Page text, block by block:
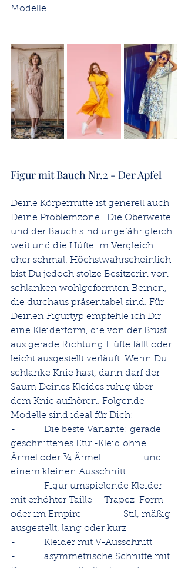
Modelle
Figur mit Bauch Nr.2 - Der Apfel
Deine Körpermitte ist generell auch
Deine Problemzone . Die Oberweite
und der Bauch sind ungefähr gleich
weit und die Hüfte im Vergleich
eher schmal. Höchstwahrscheinlich
bist Du jedoch stolze Besitzerin von
schlanken wohlgeformten Beinen,
die durchaus präsentabel sind. Für
Deinen Figurtyp empfehle ich Dir
eine Kleiderform, die von der Brust
aus gerade Richtung Hüfte fällt oder
leicht ausgestellt verläuft. Wenn Du
schlanke Knie hast, dann darf der
Saum Deines Kleides ruhig über
dem Knie aufhören. Folgende
Modelle sind ideal für Dich:
-          Die beste Variante: gerade
geschnittenes Etui-Kleid ohne
Ärmel oder ¾ Ärmel                  und
einem kleinen Ausschnitt
-          Figur umspielende Kleider
mit erhöhter Taille – Trapez-Form
oder im Empire-                Stil, mäßig
ausgestellt, lang oder kurz
-          Kleider mit V-Ausschnitt
-          asymmetrische Schnitte mit